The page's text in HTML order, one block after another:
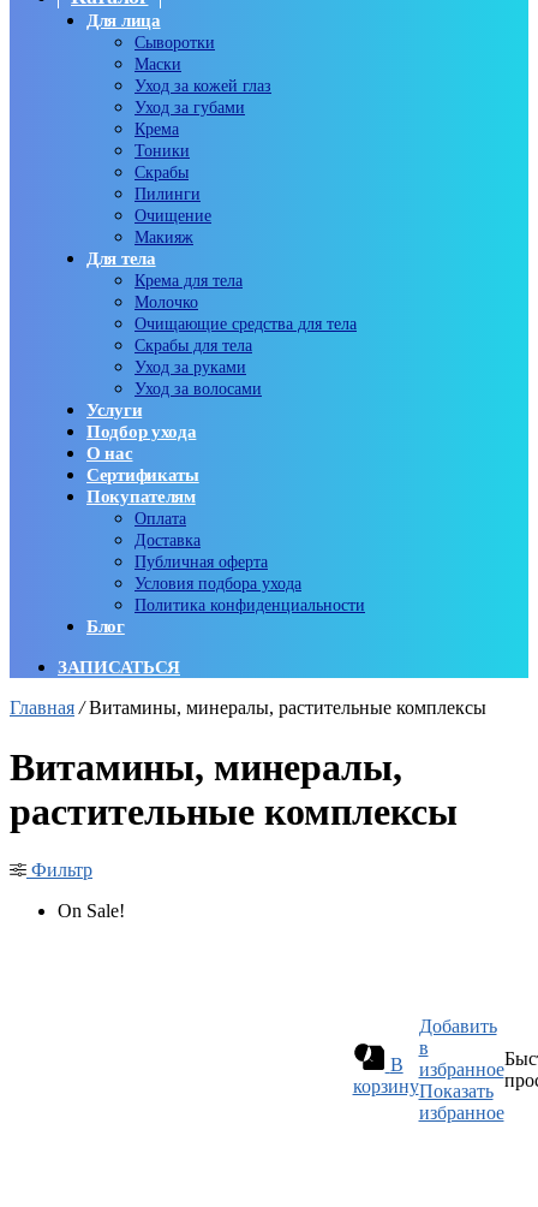
Для лица
Сыворотки
Маски
Уход за кожей глаз
Уход за губами
Крема
Тоники
Скрабы
Пилинги
Очищение
Макияж
Для тела
Крема для тела
Молочко
Очищающие средства для тела
Скрабы для тела
Уход за руками
Уход за волосами
Услуги
Подбор ухода
О нас
Сертификаты
Покупателям
Оплата
Доставка
Публичная оферта
Условия подбора ухода
Политика конфиденциальности
Блог
ЗАПИСАТЬСЯ
Главная /Витамины, минералы, растительные комплексы
Витамины, минералы,
растительные комплексы
Фильтр
On Sale!
В
корзину
Добавить
в
избранное
Показать
избранное